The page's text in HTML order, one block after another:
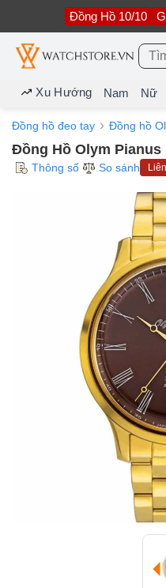
nội
dung
Đồng Hồ 10/10
Tìm
Xu Hướng Nam Nữ
Đồng hồ đeo tay Đồng hồ
Đồng Hồ Olym Pianus
Thông số So sánh